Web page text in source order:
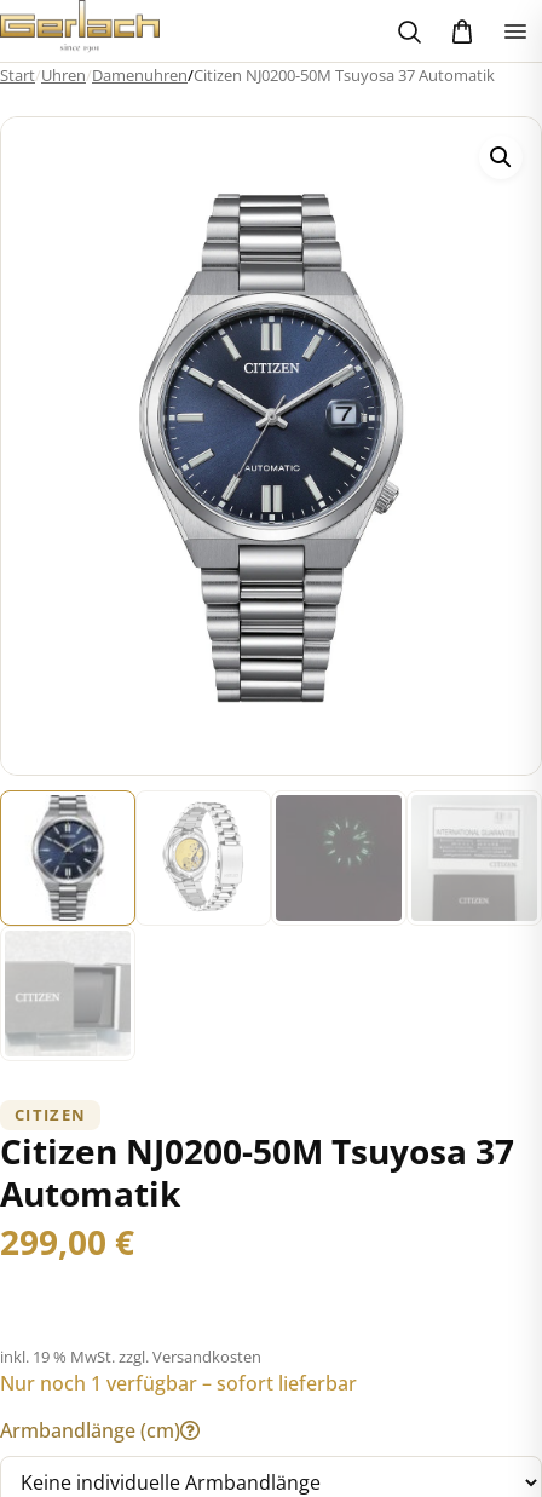
Zum
Inhalt
springen
Start/Uhren/Damenuhren/Citizen NJ0200-50M Tsuyosa 37 Automatik
CITIZEN
Citizen NJ0200-50M Tsuyosa 37
Automatik
299,00 €
inkl. 19 % MwSt.zzgl. Versandkosten
Nur noch 1 verfügbar – sofort lieferbar
Armbandlänge (cm)